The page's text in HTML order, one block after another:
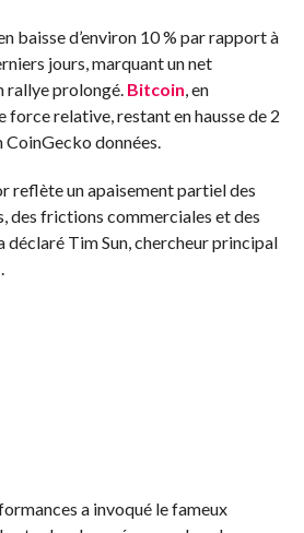
baisse d’environ 10 % par rapport à
jours, marquant un net
rallye prolongé. Bitcoin , en
force relative, restant en hausse de 2
CoinGecko données.
reflète un apaisement partiel des
des frictions commerciales et des
déclaré Tim Sun, chercheur principal
a invoqué le fameux